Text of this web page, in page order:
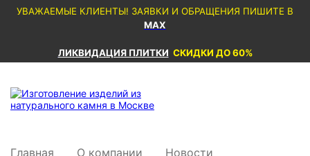
УВАЖАЕМЫЕ КЛИЕНТЫ! ЗАЯВКИ И ОБРАЩЕНИЯ ПИШИТЕ В
MAX
ЛИКВИДАЦИЯ ПЛИТКИ СКИДКИ ДО 60%
Главная О компании
Новости